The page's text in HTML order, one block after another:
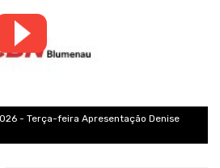
- Terça-feira Apresentação Denise